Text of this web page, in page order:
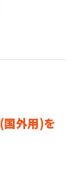
外用)を